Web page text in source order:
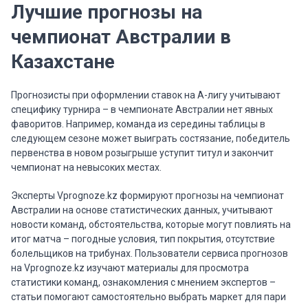
Лучшие прогнозы на
чемпионат Австралии в
Казахстане
Прогнозисты при оформлении ставок на А-лигу учитывают
специфику турнира – в чемпионате Австралии нет явных
фаворитов. Например, команда из середины таблицы в
следующем сезоне может выиграть состязание, победитель
первенства в новом розыгрыше уступит титул и закончит
чемпионат на невысоких местах.
Эксперты Vprognoze.kz формируют прогнозы на чемпионат
Австралии на основе статистических данных, учитывают
новости команд, обстоятельства, которые могут повлиять на
итог матча – погодные условия, тип покрытия, отсутствие
болельщиков на трибунах. Пользователи сервиса прогнозов
на Vprognoze.kz изучают материалы для просмотра
статистики команд, ознакомления с мнением экспертов –
статьи помогают самостоятельно выбрать маркет для пари